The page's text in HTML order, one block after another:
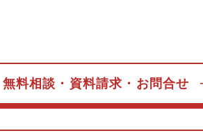
無料相談・資料請求・お問合せ